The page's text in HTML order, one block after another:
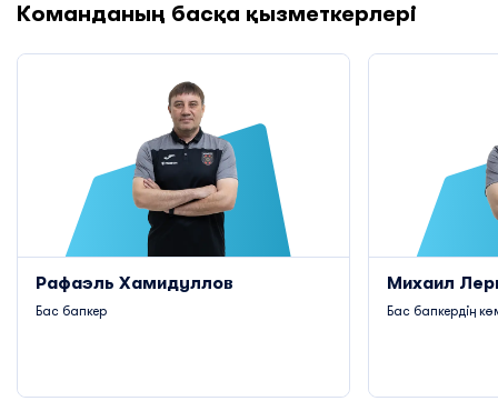
Команданың басқа қызметкерлері
Рафаэль Хамидуллов
Бас бапкер
Михаил
Бас бапкердің